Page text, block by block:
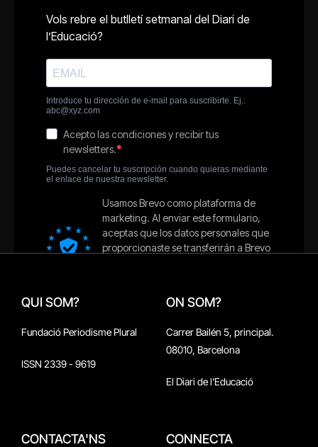
QUI SOM?
Fundació Periodisme Plural
ISSN 2339 - 9619
ON SOM?
Carrer Bailén 5, principal.
08010, Barcelona
El Diari de l'Educació
CONTACTA'NS CONNECTA